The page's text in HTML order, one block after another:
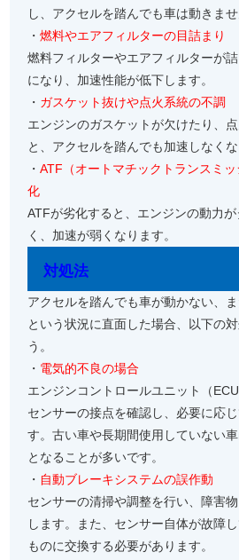
し、アクセルを踏んでも車は動きませ
・燃料やエアフィルターの目詰まり
燃料フィルターやエアフィルターが
になり、加速性能が低下します。
・ ガスケット抜けや点火系統の不調
エンジンのガスケットが欠けたり、
と、アクセルを踏んでも加速しなくな
・ATF（オートマチックトランスミ
化
ATFが劣化すると、エンジンの動力が
く、加速が弱くなります。
対処法
アクセルを踏んでも車が動かない、
という状況に直面した場合、以下の
う。
・ 電気的不良の場合
エンジンコントロールユニット（
センサーの接点を確認し、必要に応
す。古い車や長期間使用していない
となることが多いです。
・ 自動ブレーキシステムの誤作動
センサーの清掃や調整を行い、障害
します。また、センサー自体が故障
ものに交換する必要があります。